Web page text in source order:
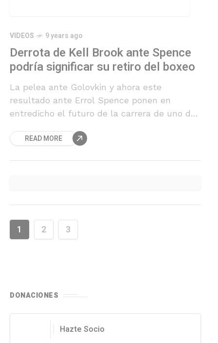
VIDEOS 9 years ago
Derrota de Kell Brook ante Spence
podría significar su retiro del boxeo
La pelea ante Golovkin y ahora este
resultado ante Errol Spence ponen en
entredicho el futuro de la carrera de uno de
años, lo que lo obligará a pasar nuevamente
READ MORE
1 2 3
DONACIONES
Hazte Socio